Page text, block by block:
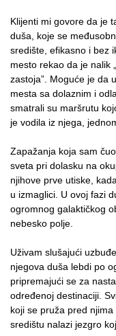
Klijenti mi govore da je
duša, koje se
središte, efikasno i bez
mesto rekao da je nalik
zastoja”. Moguće je da
mesta sa dolaznim i
smatrali su maršrutu
je vodila iz njega,
Zapažanja koja sam
sveta pri dolasku na
njihove prve utiske,
u izmaglici. U ovoj fazi
ogro­mnog galaktičkog
nebesko polje.
Uživam slušajući
njegova duša lebdi po
pripremajući se za
određenoj destinaciji.
koji se pru­ža pred
središtu nalazi jezgro